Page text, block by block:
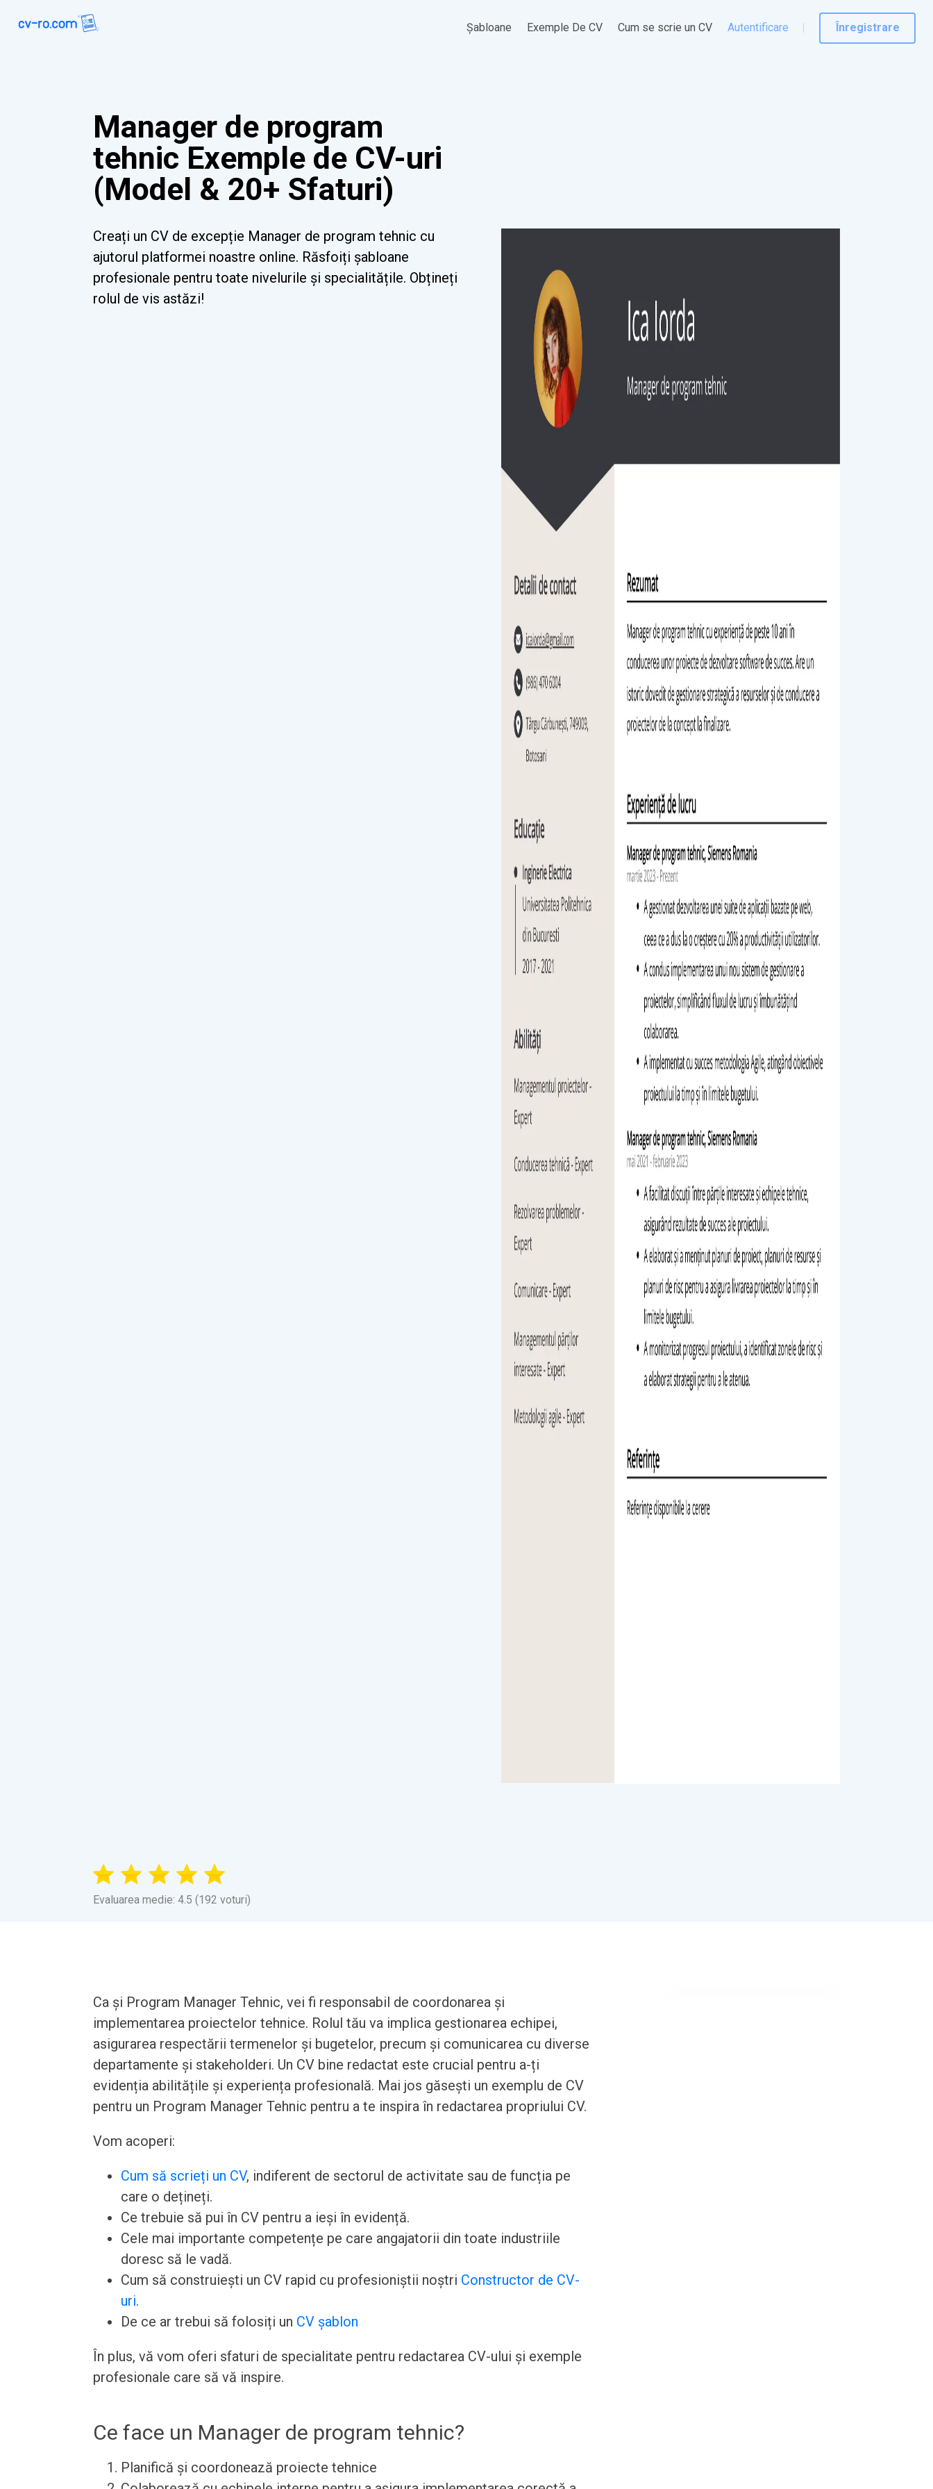
Șabloane Exemple De CV Cum se scrie un CV Autentificare Înregistrare
Manager de program
tehnic Exemple de CV-uri
(Model & 20+ Sfaturi)
Creați un CV de excepție Manager de program tehnic cu
ajutorul platformei noastre online. Răsfoiți șabloane
profesionale pentru toate nivelurile și specialitățile. Obțineți
rolul de vis astăzi!
Evaluarea medie: 4.5 (192 voturi)
Ca și Program Manager Tehnic, vei fi responsabil de coordonarea și
implementarea proiectelor tehnice. Rolul tău va implica gestionarea echipei,
asigurarea respectării termenelor și bugetelor, precum și comunicarea cu diverse
departamente și stakeholderi. Un CV bine redactat este crucial pentru a-ți
evidenția abilitățile și experiența profesională. Mai jos găsești un exemplu de CV
pentru un Program Manager Tehnic pentru a te inspira în redactarea propriului CV.
Vom acoperi:
Cum să scrieți un CV, indiferent de sectorul de activitate sau de funcția pe
care o dețineți.
Ce trebuie să pui în CV pentru a ieși în evidență.
Cele mai importante competențe pe care angajatorii din toate industriile
doresc să le vadă.
Cum să construiești un CV rapid cu profesioniștii noștri Constructor de CV-
uri.
De ce ar trebui să folosiți un CV șablon
În plus, vă vom oferi sfaturi de specialitate pentru redactarea CV-ului și exemple
profesionale care să vă inspire.
Ce face un Manager de program tehnic?
Planifică și coordonează proiecte tehnice